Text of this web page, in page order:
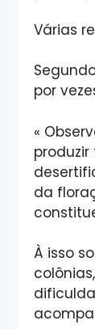
Várias
por
«
da
À isso